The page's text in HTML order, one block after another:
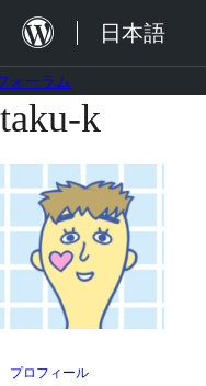
を
ス
日本語
ォーラム
コ
へ
ス
ッ
taku-k
プロフィール